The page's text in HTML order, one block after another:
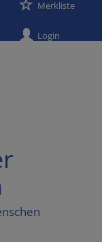
User
account
Merkliste
Login